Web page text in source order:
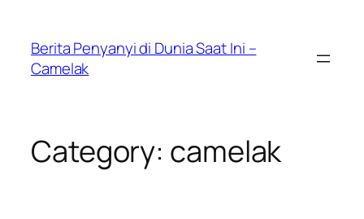
content
Berita Penyanyi di Dunia Saat Ini –
Camelak
Category: camelak